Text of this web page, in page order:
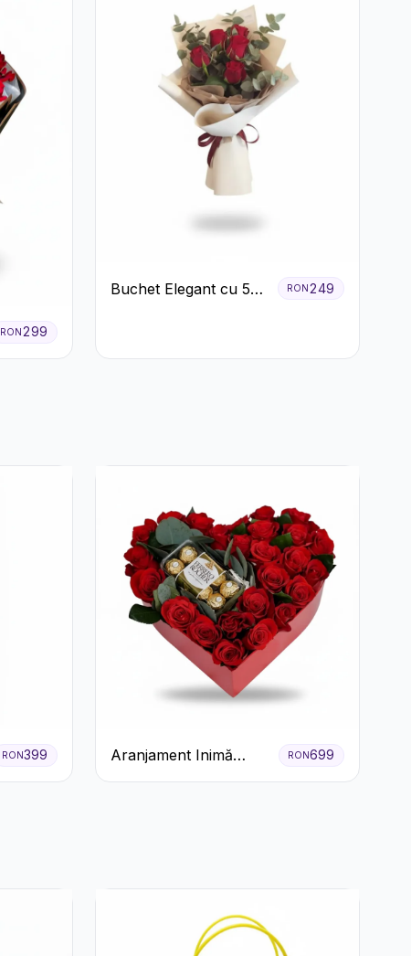
RON299
Buchet Elegant cu 5
RON 249
RON399
Aranjament Inimă
Roșie cu Trandafiri și
RON699